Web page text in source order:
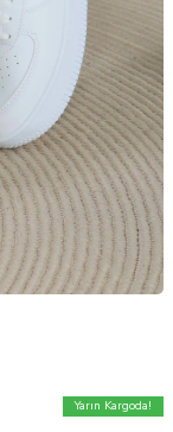
Yarın Kargoda!